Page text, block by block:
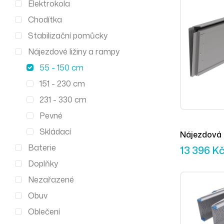
Broadband
13 396 Kč
Elektrokola
Chodítka
Stabilizační pomůcky
Nájezdové ližiny a rampy
55 - 150 cm
151 - 230 cm
231 - 330 cm
Pevné
Skládací
Baterie
Doplňky
Nezařazené
Obuv
Oblečení